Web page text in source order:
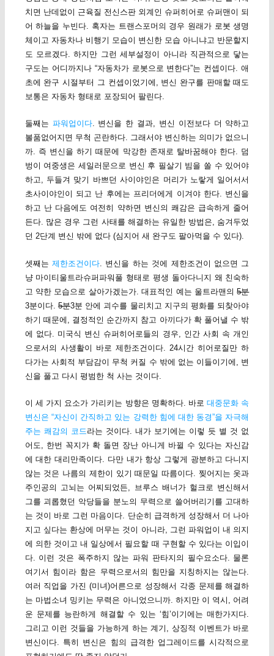
치면 난데없이 근육질 전신스판 외계인 슈퍼히어로 슈퍼맨이 되
어 하늘을 누빈다. 혹자는 트랜스포머의 경우 원래가 로봇 생명
체이고 자동차나 비행기 모습이 변신한 모습 아니냐고 반문할지
도 모르겠다. 하지만 그런 세부설정이 아니라 직관적으로 닿는
구도는 어디까지나 “자동차가 로봇으로 변한다”는 컨셉이다. 애
초에 완구 시절부터 그 컨셉이었기에, 변신 완구를 판매할 때도
보통은 자동차 형태로 포장되어 팔린다.
둘째는 파워업이다. 변신을 한 결과, 변신 이전보다 더 약하고
볼품없어지면 무척 곤란하다. 그래서야 변신하는 의미가 없으니
까. 즉 변신을 하기 때문에 막강한 존재로 탈바꿈해야 한다. 덤
벙이 여중생은 세일러문으로 변신 후 필살기 빔을 쏠 수 있어야
하고, 두들겨 맞기 바쁘던 사이야인은 머리가 노랗게 일어서서
초사이야인이 되고 난 후에는 프리더에게 이겨야 한다. 변신을
하고 난 다음에도 여전히 약하면 변신의 쾌감은 급속하게 줄어
든다. 많은 경우 그런 사태를 해결하는 유일한 방법은, 숨겨두었
던 2단계 변신 밖에 없다 (심지어 새 완구도 팔아먹을 수 있다).
셋째는제한조건이다 . 변신을 하는 것에 제한조건이 없으면 그
냥 마이티울트라슈퍼파워풀 형태로 평생 돌아다니지 왜 친숙하
고 약한 모습으로 살아가겠는가. 대표적인 예는 울트라맨의5분
3분이다. 5분3분 안에 괴수를 물리치고 지구의 평화를 되찾아야
하기 때문에, 결정적인 순간까지 참고 아끼다가 확 풀어낼 수 밖
에 없다. 미국식 변신 슈퍼히어로들의 경우, 인간 사회 속 개인
으로서의 사생활이 바로 제한조건이다. 24시간 히어로질만 하
다가는 사회적 부담감이 무척 커질 수 밖에 없는 이들이기에, 변
신을 풀고 다시 평범한 척 사는 것이다.
이 세 가지 요소가 가리키는 방향은 명확하다. 바로대중문화 속
변신은 “자신이 간직하고 있는 강력한 힘에 대한 동경”을 자극해
주는 쾌감의 코드 라는 것이다. 내가 보기에는 이렇 듯 별 것 없
어도, 한번 꼭지가 확 돌면 장난 아니게 바뀔 수 있다는 자신감
에 대한 대리만족이다. 다만 내가 항상 그렇게 광분하고 다니지
않는 것은 나름의 제한이 있기 때문일 따름이다. 찢어지는 옷과
주인공의 고뇌는 어찌되었든, 브루스 배너가 헐크로 변신해서
그를 괴롭혔던 악당들을 분노의 무력으로 쓸어버리기를 고대하
는 것이 바로 그런 마음이다. 단순히 급격하게 성장해서 더 나아
지고 싶다는 환상에 머무는 것이 아니라, 그런 파워업이 내 의지
에 의한 것이고 내 일상에서 필요할 때 구현할 수 있다는 이입이
다. 이런 것은 폭주하지 않는 파워 판타지의 필수요소다. 물론
여기서 힘이라 함은 무력으로서의 힘만을 지칭하지는 않는다.
여러 직업을 가진 (미녀)어른으로 성장해서 각종 문제를 해결하
는 마법소녀 밍키는 무력은 아니었으니까. 하지만 이 역시, 어려
운 문제를 능란하게 해결할 수 있는 ‘힘’이기에는 매한가지다.
그리고 이런 것들을 가능하게 하는 계기, 상징적 이벤트가 바로
변신이다. 특히 변신은 힘의 급격한 업그레이드를 시각적으로